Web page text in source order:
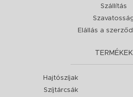
Szállítás
Elállás a
TERMÉKEK
Hajtószíjak
Szíjtárcsák